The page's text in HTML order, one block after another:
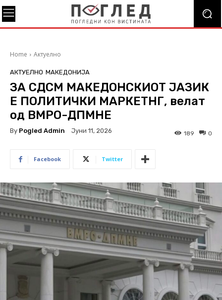
Home Актуелно
АКТУЕЛНО МАКЕДОНИЈА
ЗА СДСМ МАКЕДОНСКИОТ ЈАЗИК
Е ПОЛИТИЧКИ МАРКЕТНГ, велат
од ВМРО-ДПМНЕ
By Pogled Admin Јуни 11, 2026 0
189
Facebook Twitter